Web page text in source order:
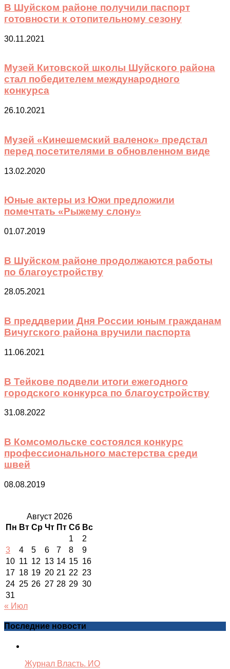
В Шуйском районе получили паспорт
готовности к отопительному сезону
30.11.2021
Музей Китовской школы Шуйского района
стал победителем международного
конкурса
26.10.2021
Музей «Кинешемский валенок» предстал
перед посетителями в обновленном виде
13.02.2020
Юные актеры из Южи предложили
помечтать «Рыжему слону»
01.07.2019
В Шуйском районе продолжаются работы
по благоустройству
28.05.2021
В преддверии Дня России юным гражданам
Вичугского района вручили паспорта
11.06.2021
В Тейкове подвели итоги ежегодного
городского конкурса по благоустройству
31.08.2022
В Комсомольске состоялся конкурс
профессионального мастерства среди
швей
08.08.2019
Август 2026
Пн Вт Ср Чт Пт Сб Вс
1
2
3
4 5 6 7 8
9
10 11 12 13 14 15 16
17 18 19 20 21 22 23
24 25 26 27 28 29 30
31
« Июл
Последние новости
Журнал Власть. ИО